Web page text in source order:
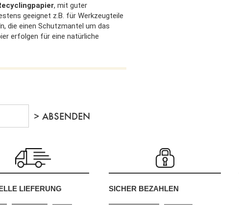
, mit guter
geeignet z.B. für Werkzeugteile
die einen Schutzmantel um das
erfolgen für eine natürliche
LIEFERUNG SICHER BEZAHLEN